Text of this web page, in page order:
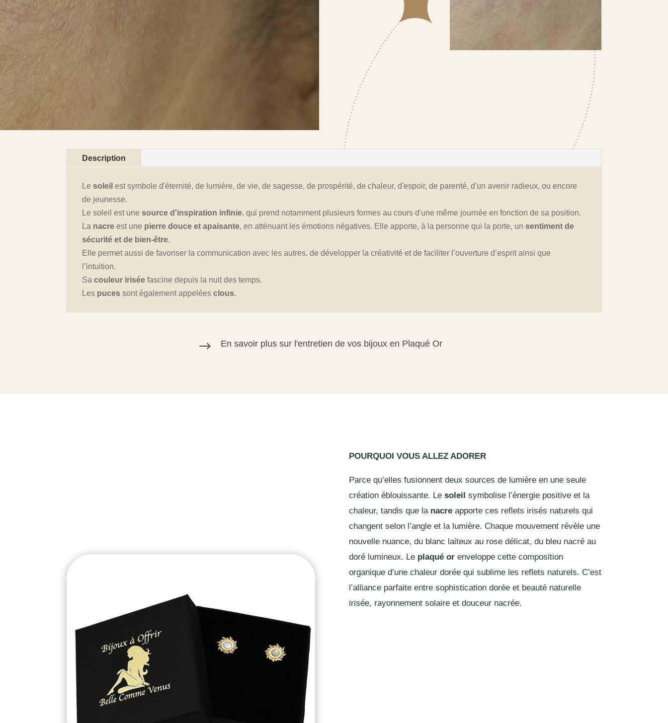
Description
Lesoleil est symbole d'éternité, de lumière, de vie, de sagesse, de prospérité, de chaleur, d'espoir, de parenté, d'un avenir radieux, ou encore
de jeunesse.
Le soleil est unesource d'inspiration infinie, qui prend notamment plusieurs formes au cours d'une même journée en fonction de sa position.
La nacre est une pierre douce et apaisante, en atténuant les émotions négatives. Elle apporte, à la personne qui la porte, unsentiment de
sécurité et de bien-être.
Elle permet aussi de favoriser la communication avec les autres, de développer la créativité et de faciliter l’ouverture d’esprit ainsi que
l’intuition.
Sacouleur irisée fascine depuis la nuit des temps.
Les puces sont également appeléesclous.
$ En savoir plus sur l'entretien de vos bijoux en Plaqué Or
POURQUOI VOUS ALLEZ ADORER
Parce qu’elles fusionnent deux sources de lumière en une seule
création éblouissante. Le soleil symbolise l’énergie positive et la
chaleur, tandis que la nacreapporte ces reflets irisés naturels qui
changent selon l’angle et la lumière. Chaque mouvement révèle une
nouvelle nuance, du blanc laiteux au rose délicat, du bleu nacré au
doré lumineux. Le plaqué orenveloppe cette composition
organique d’une chaleur dorée qui sublime les reflets naturels. C’est
l’alliance parfaite entre sophistication dorée et beauté naturelle
irisée, rayonnement solaire et douceur nacrée.